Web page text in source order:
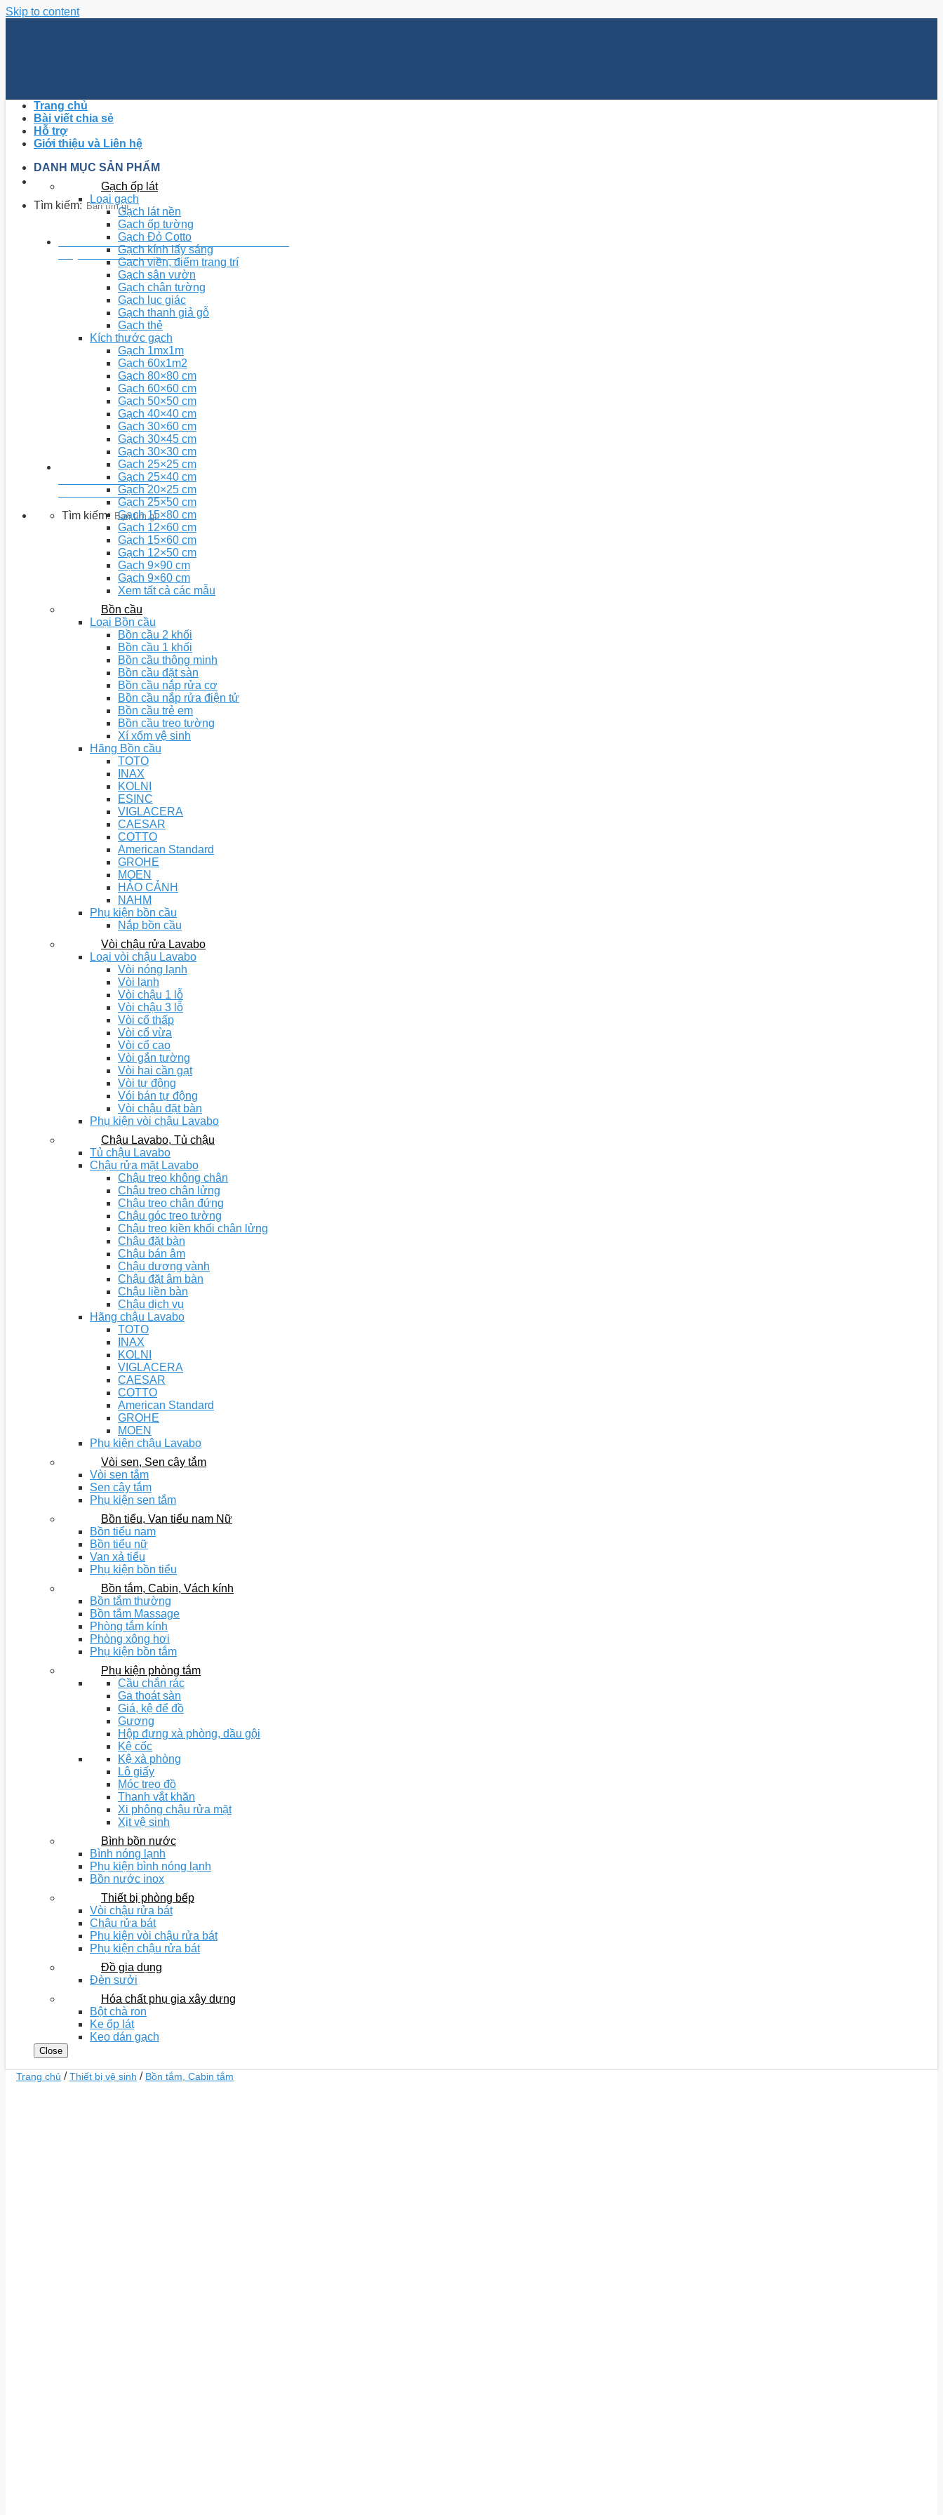
Skip to content
Tìm kiếm:
0868.234.551 - 0868.983.126 - 0243.756.7826
Tổng đài tư vấn hỗ trợ miễn phí
Youtobe: Nhà 5D
Kênh chia sẻ video kiến thức
Tìm kiếm:
Trang chủ
Bài viết chia sẻ
Hỗ trợ
Giới thiệu và Liên hệ
DANH MỤC SẢN PHẨM
Gạch ốp lát
Loại gạch
Gạch lát nền
Gạch ốp tường
Gạch Đỏ Cotto
Gạch kính lấy sáng
Gạch viền, điểm trang trí
Gạch sân vườn
Gạch chân tường
Gạch lục giác
Gạch thanh giả gỗ
Gạch thẻ
Kích thước gạch
Gạch 1mx1m
Gạch 60x1m2
Gạch 80×80 cm
Gạch 60×60 cm
Gạch 50×50 cm
Gạch 40×40 cm
Gạch 30×60 cm
Gạch 30×45 cm
Gạch 30×30 cm
Gạch 25×25 cm
Gạch 25×40 cm
Gạch 20×25 cm
Gạch 25×50 cm
Gạch 15×80 cm
Gạch 12×60 cm
Gạch 15×60 cm
Gạch 12×50 cm
Gạch 9×90 cm
Gạch 9×60 cm
Xem tất cả các mẫu
Bồn cầu
Loại Bồn cầu
Bồn cầu 2 khối
Bồn cầu 1 khối
Bồn cầu thông minh
Bồn cầu đặt sàn
Bồn cầu nắp rửa cơ
Bồn cầu nắp rửa điện tử
Bồn cầu trẻ em
Bồn cầu treo tường
Xí xổm vệ sinh
Hãng Bồn cầu
TOTO
INAX
KOLNI
ESINC
VIGLACERA
CAESAR
COTTO
American Standard
GROHE
MOEN
HẢO CẢNH
NAHM
Phụ kiện bồn cầu
Nắp bồn cầu
Vòi chậu rửa Lavabo
Loại vòi chậu Lavabo
Vòi nóng lạnh
Vòi lạnh
Vòi chậu 1 lỗ
Vòi chậu 3 lỗ
Vòi cổ thấp
Vòi cổ vừa
Vòi cổ cao
Vòi gắn tường
Vòi hai cần gạt
Vòi tự động
Vói bán tự động
Vòi chậu đặt bàn
Phụ kiện vòi chậu Lavabo
Chậu Lavabo, Tủ chậu
Tủ chậu Lavabo
Chậu rửa mặt Lavabo
Chậu treo không chân
Chậu treo chân lửng
Chậu treo chân đứng
Chậu góc treo tường
Chậu treo kiền khối chân lửng
Chậu đặt bàn
Chậu bán âm
Chậu dương vành
Chậu đặt âm bàn
Chậu liền bàn
Chậu dịch vụ
Hãng chậu Lavabo
TOTO
INAX
KOLNI
VIGLACERA
CAESAR
COTTO
American Standard
GROHE
MOEN
Phụ kiện chậu Lavabo
Vòi sen, Sen cây tắm
Vòi sen tắm
Sen cây tắm
Phụ kiện sen tắm
Bồn tiểu, Van tiểu nam Nữ
Bồn tiểu nam
Bồn tiểu nữ
Van xả tiểu
Phụ kiện bồn tiểu
Bồn tắm, Cabin, Vách kính
Bồn tắm thường
Bồn tắm Massage
Phòng tắm kính
Phòng xông hơi
Phụ kiện bồn tắm
Phụ kiện phòng tắm
Cầu chắn rác
Ga thoát sàn
Giá, kệ để đồ
Gương
Hộp đựng xà phòng, dầu gội
Kệ cốc
Kệ xà phòng
Lô giấy
Móc treo đồ
Thanh vắt khăn
Xi phông chậu rửa mặt
Xịt vệ sinh
Bình bồn nước
Bình nóng lạnh
Phụ kiện bình nóng lạnh
Bồn nước inox
Thiết bị phòng bếp
Vòi chậu rửa bát
Chậu rửa bát
Phụ kiện vòi chậu rửa bát
Phụ kiện chậu rửa bát
Đồ gia dụng
Đèn sưởi
Hóa chất phụ gia xây dựng
Bột chà ron
Ke ốp lát
Keo dán gạch
Close
Trang chủ / Thiết bị vệ sinh / Bồn tắm, Cabin tắm